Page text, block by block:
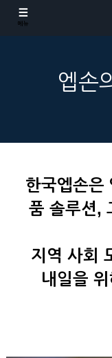
메뉴
엡손
한국엡손은
품 솔루션,
지역 사회
내일을